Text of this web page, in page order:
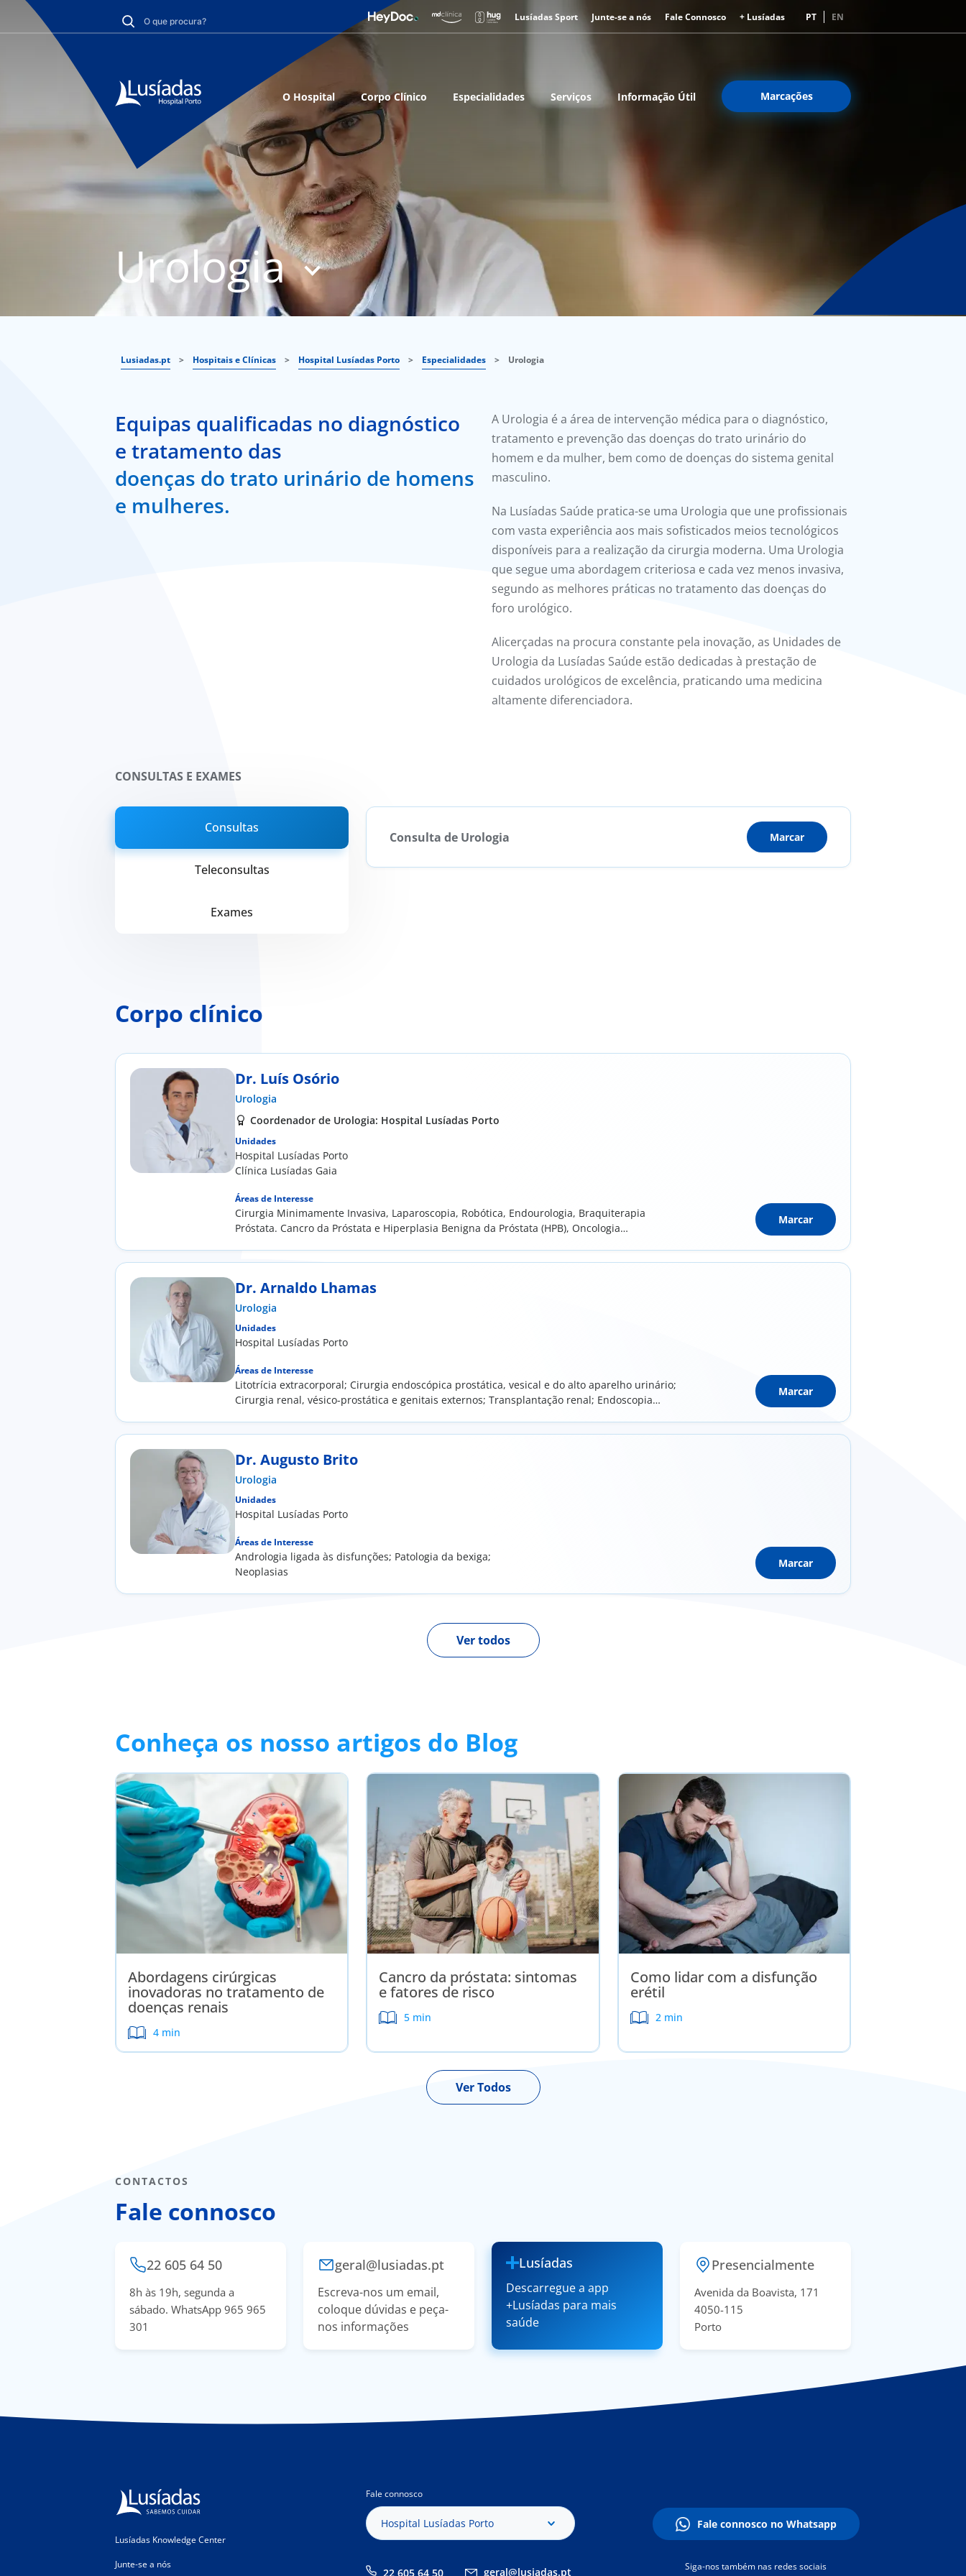
Lusíadas Sport Junte-se a nós Fale Connosco + Lusíadas PT EN
O Hospital Corpo Clínico Especialidades Serviços Informação Útil Marcações
Urologia
Lusiadas.pt > Hospitais e Clínicas > Hospital Lusíadas Porto > Especialidades > Urologia
Equipas qualificadas no diagnóstico
e tratamento das
doenças do trato urinário de homens
e mulheres.
A Urologia é a área de intervenção médica para o diagnóstico,
tratamento e prevenção das doenças do trato urinário do
homem e da mulher, bem como de doenças do sistema genital
masculino.
Na Lusíadas Saúde pratica-se uma Urologia que une profissionais
com vasta experiência aos mais sofisticados meios tecnológicos
disponíveis para a realização da cirurgia moderna. Uma Urologia
que segue uma abordagem criteriosa e cada vez menos invasiva,
segundo as melhores práticas no tratamento das doenças do
foro urológico.
Alicerçadas na procura constante pela inovação, as Unidades de
Urologia da Lusíadas Saúde estão dedicadas à prestação de
cuidados urológicos de excelência, praticando uma medicina
altamente diferenciadora.
CONSULTAS E EXAMES
Consultas
Teleconsultas
Exames
Consulta de Urologia Marcar
Corpo clínico
Dr. Luís Osório
Urologia
Coordenador de Urologia: Hospital Lusíadas Porto
Unidades
Hospital Lusíadas Porto
Clínica Lusíadas Gaia
Áreas de Interesse
Cirurgia Minimamente Invasiva, Laparoscopia, Robótica, Endourologia, Braquiterapia
Próstata. Cancro da Próstata e Hiperplasia Benigna da Próstata (HPB), Oncologia
Marcar
Dr. Arnaldo Lhamas
Urologia
Unidades
Hospital Lusíadas Porto
Áreas de Interesse
Litotrícia extracorporal; Cirurgia endoscópica prostática, vesical e do alto aparelho urinário;
Cirurgia renal, vésico-prostática e genitais externos; Transplantação renal; Endoscopia
Marcar
Dr. Augusto Brito
Urologia
Unidades
Hospital Lusíadas Porto
Áreas de Interesse
Andrologia ligada às disfunções; Patologia da bexiga;
Neoplasias
Marcar
Ver todos
Conheça os nosso artigos do Blog
Abordagens cirúrgicas
inovadoras no tratamento de
doenças renais
4 min
Cancro da próstata: sintomas
e fatores de risco
5 min
Como lidar com a disfunção
erétil
2 min
Ver Todos
CONTACTOS
Fale connosco
22 605 64 50
8h às 19h, segunda a
sábado. WhatsApp 965 965
301
geral@lusiadas.pt
Escreva-nos um email,
coloque dúvidas e peça-
nos informações
Lusíadas
Descarregue a app
+Lusíadas para mais
saúde
Presencialmente
Avenida da Boavista, 171
4050-115
Porto
Lusíadas Knowledge Center
Junte-se a nós
Fale connosco
Hospital Lusíadas Porto
22 605 64 50 geral@lusiadas.pt
Fale connosco no Whatsapp
Siga-nos também nas redes sociais